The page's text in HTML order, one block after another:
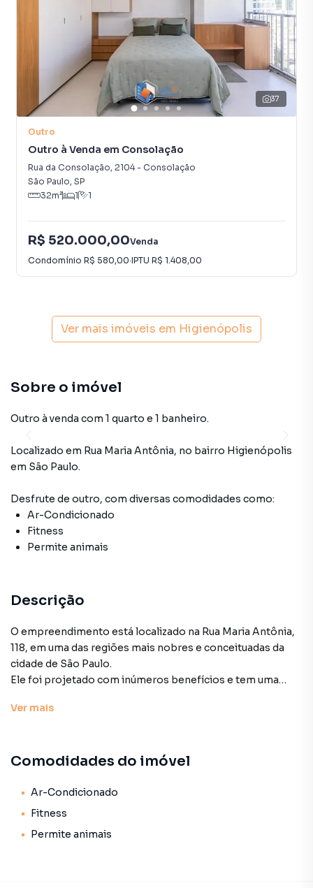
37
Outro
Outro à Venda em Consolação
Rua da Consolação, 2104- Consolação
São Paulo, SP
32m² 1 1
R$ 520.000,00Venda
Condomínio R$ 580,00·IPTU R$ 1.408,00
Ver mais imóveis em Higienópolis
Sobre o imóvel
Outro à venda com 1 quarto e 1 banheiro.
Localizado em Rua Maria Antônia, no bairro Higienópolis
em São Paulo.
Desfrute de outro, com diversas comodidades como:
Ar-Condicionado
Fitness
Permite animais
Descrição
O empreendimento está localizado na Rua Maria Antônia,
118, em uma das regiões mais nobres e conceituadas da
cidade de São Paulo.
Ele foi projetado com inúmeros benefícios e tem uma
dormitório e duplex.
Higienópolis, Shopping Frei Caneca e a 4 minutos
Mackenzie (linha amarela).
Outro para Venda em região valorizada do bairro
Ver mais
Comodidades do imóvel
Ar-Condicionado
Fitness
Permite animais